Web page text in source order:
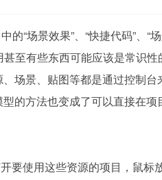
“场景效果”、“快捷代码”、“
至有些东西可能应该是常识性
场景、贴图等都是通过控制
的方法也变成了可以直接在
使用这些资源的项目，鼠标